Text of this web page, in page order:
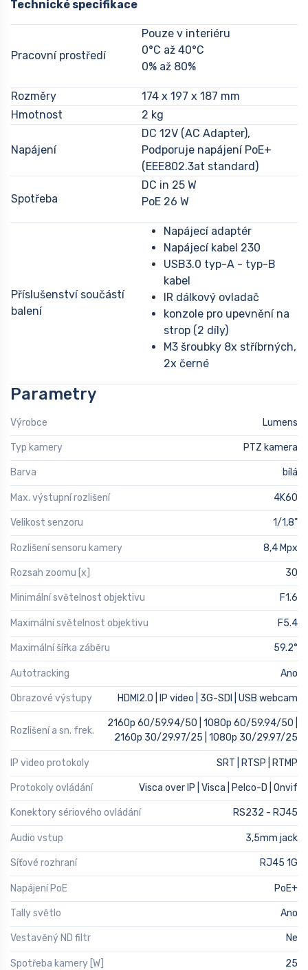
Technické specifikace
Pracovní prostředí
Pouze v interiéru
0°C až 40°C
0% až 80%
Rozměry
174 x 197 x 187 mm
Hmotnost
2 kg
Napájení
DC 12V (AC Adapter),
Podporuje napájení PoE+
(EEE802.3at standard)
Spotřeba
DC in 25 W
PoE 26 W
Příslušenství součástí
balení
Napájecí adaptér
Napájecí kabel 230
USB3.0 typ-A - typ-B
kabel
IR dálkový ovladač
konzole pro upevnění na
strop (2 díly)
M3 šroubky 8x stříbrných,
2x černé
Parametry
Výrobce Lumens
Typ kamery PTZ kamera
Barva bílá
Max. výstupní rozlišení 4K60
Velikost senzoru 1/1,8"
Rozlišení sensoru kamery 8,4 Mpx
Rozsah zoomu [x] 30
Minimální světelnost objektivu F1.6
Maximální světelnost objektivu F5.4
Maximální šířka záběru 59.2°
Autotracking Ano
Obrazové výstupy HDMI2.0 | IP video | 3G-SDI | USB webcam
Rozlišení a sn. frek.
2160p 60/59.94/50 | 1080p 60/59.94/50 |
2160p 30/29.97/25 | 1080p 30/29.97/25
IP video protokoly SRT | RTSP | RTMP
Protokoly ovládání Visca over IP | Visca | Pelco-D | Onvif
Konektory sériového ovládání RS232 - RJ45
Audio vstup 3,5mm jack
Síťové rozhraní RJ45 1G
Napájení PoE PoE+
Tally světlo Ano
Vestavěný ND filtr Ne
Spotřeba kamery [W] 25